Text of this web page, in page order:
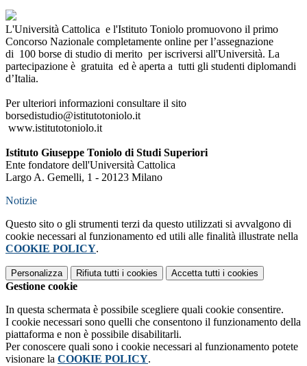
L'Università Cattolica e l'Istituto Toniolo promuovono il primo
Concorso Nazionale completamente online per l’assegnazione
di 100 borse di studio di merito per iscriversi all'Università. La
partecipazione è gratuita ed è aperta a tutti gli studenti diplomandi
d’Italia.
Per ulteriori informazioni consultare il sito
borsedistudio@istitutotoniolo.it
www.istitutotoniolo.it
Istituto Giuseppe Toniolo di Studi Superiori
Ente fondatore dell'Università Cattolica
Largo A. Gemelli, 1 - 20123 Milano
Notizie
Questo sito o gli strumenti terzi da questo utilizzati si avvalgono di
cookie necessari al funzionamento ed utili alle finalità illustrate nella
COOKIE POLICY.
Personalizza Rifiuta tutti i cookies Accetta tutti i cookies
Gestione cookie
In questa schermata è possibile scegliere quali cookie consentire.
I cookie necessari sono quelli che consentono il funzionamento della
piattaforma e non è possibile disabilitarli.
Per conoscere quali sono i cookie necessari al funzionamento potete
visionare la COOKIE POLICY.